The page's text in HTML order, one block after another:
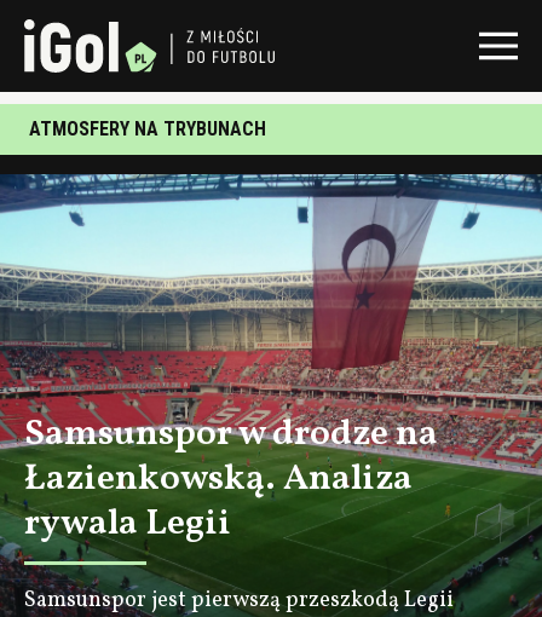
ATMOSFERY NA TRYBUNACH
Samsunspor w drodze na
Łazienkowską. Analiza
rywala Legii
Samsunspor jest pierwszą przeszkodą Legii